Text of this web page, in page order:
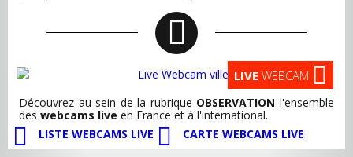
LIVE WEBCAM
Découvrez au sein de la rubrique OBSERVATION l'ensemble
des webcams live en France et à l'international.
LISTE WEBCAMS LIVE
CARTE WEBCAMS LIVE